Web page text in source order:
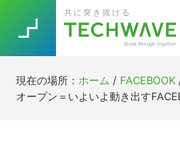
primary
navigation
main
content
primary
sidebar
footer
共に突き抜ける
現在の場所： ホーム / FACEBOOK
オープン＝いよいよ動き出す
Trend 今話題の注目キーワード